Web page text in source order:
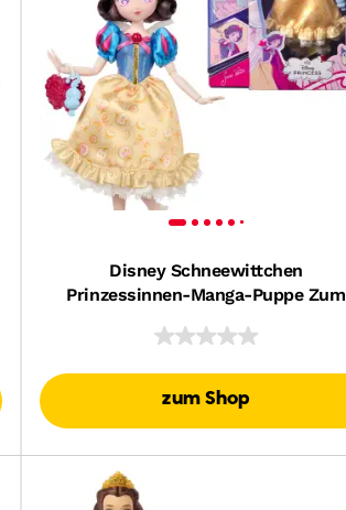
Disney Schneewittchen
Prinzessinnen-Manga-Puppe Zum
Sammelfigur
zum Shop